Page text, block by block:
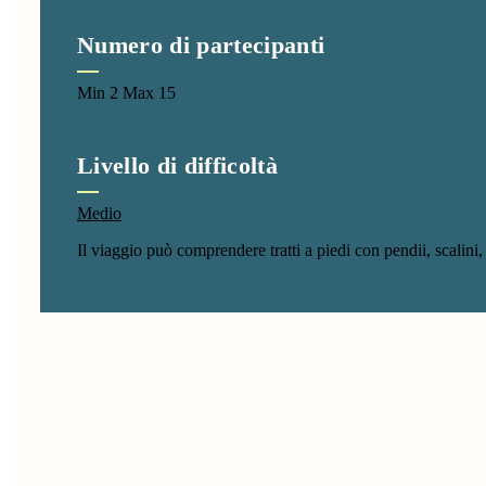
Numero di partecipanti
Min 2 Max 15
Livello di difficoltà
Medio
Il viaggio può comprendere tratti a piedi con pendii,